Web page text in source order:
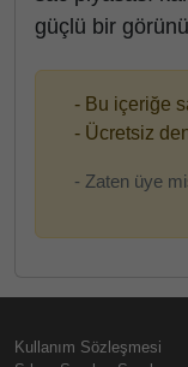
güçlü bir
- Bu içeriğe
- Ücretsiz
- Zaten üye
Kullanım Sözleşmesi